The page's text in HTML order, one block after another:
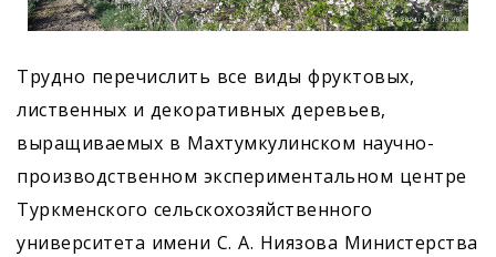
Трудно перечислить все виды фруктовых,
лиственных и декоративных деревьев,
выращиваемых в Махтумкулинском научно-
производственном экспериментальном центре
Туркменского сельскохозяйственного
университета имени С. А. Ниязова Министерства